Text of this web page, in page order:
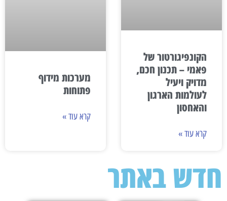
הקונפיגורטור של
פאמי – תכנון חכם,
מדויק ויעיל
לעולמות הארגון
והאחסון
קרא עוד »
מערכות מידוף
פתוחות
קרא עוד »
חדש באתר